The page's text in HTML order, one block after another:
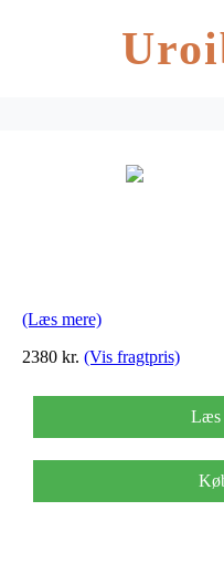
(Læs mere)
2380 kr. (Vis fragtpris)
Læs